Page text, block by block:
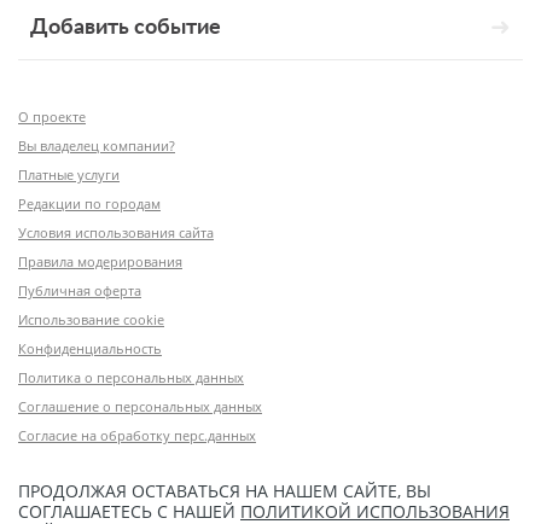
Добавить событие
О проекте
Вы владелец компании?
Платные услуги
Редакции по городам
Условия использования сайта
Правила модерирования
Публичная оферта
Использование cookie
Конфиденциальность
Политика о персональных данных
Соглашение о персональных данных
Согласие на обработку перс.данных
ПРОДОЛЖАЯ ОСТАВАТЬСЯ НА НАШЕМ САЙТЕ, ВЫ
СОГЛАШАЕТЕСЬ С НАШЕЙ ПОЛИТИКОЙ ИСПОЛЬЗОВАНИЯ